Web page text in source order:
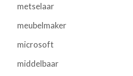
metselaar
meubelmaker
microsoft
middelbaar